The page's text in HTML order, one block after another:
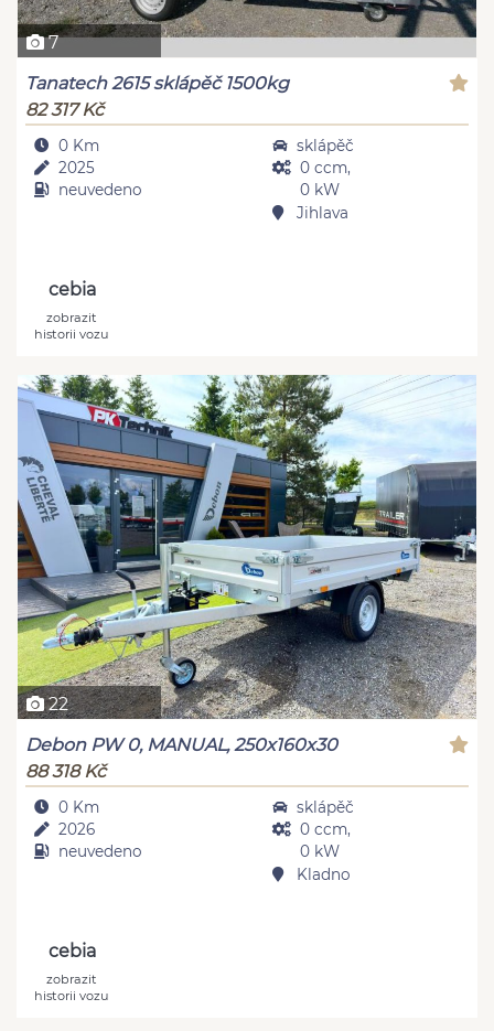
7
Tanatech 2615 sklápěč 1500kg
82 317 Kč
0 Km
2025
neuvedeno
sklápěč
0 ccm,
0 kW
Jihlava
cebia
zobrazit
historii vozu
22
Debon PW 0, MANUAL, 250x160x30
88 318 Kč
0 Km
2026
neuvedeno
sklápěč
0 ccm,
0 kW
Kladno
cebia
zobrazit
historii vozu